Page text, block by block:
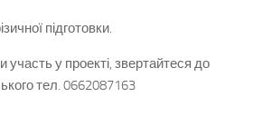
підготовки.
у проекті, звертайтеся до
тел. 0662087163